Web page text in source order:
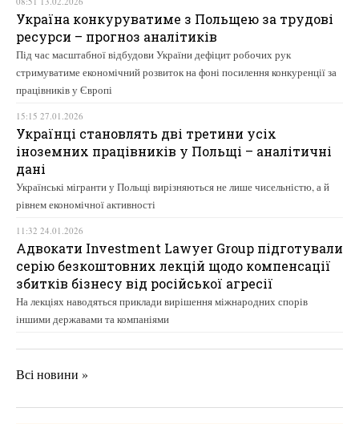
Україна конкуруватиме з Польщею за трудові
ресурси – прогноз аналітиків
Під час масштабної відбудови України дефіцит робочих рук
стримуватиме економічний розвиток на фоні посилення конкуренції за
працівників у Європі
15:15 27.01.2026
Українці становлять дві третини усіх
іноземних працівників у Польщі – аналітичні
дані
Українські мігранти у Польщі вирізняються не лише чисельністю, а й
рівнем економічної активності
11:32 24.01.2026
Адвокати Investment Lawyer Group підготували
серію безкоштовних лекцій щодо компенсації
збитків бізнесу від російської агресії
На лекціях наводяться приклади вирішення міжнародних спорів
іншими державами та компаніями
Всі новини »